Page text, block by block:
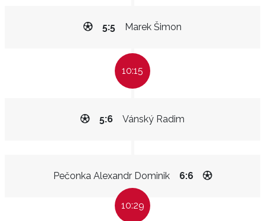
Marek Šimon
5:5
10:15
Vánský Radim
5:6
Pečonka Alexandr Dominik 6:6
10:29